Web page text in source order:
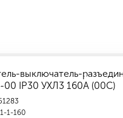
выключатель-
IP30 УХЛ3 160А (00С)
1-160